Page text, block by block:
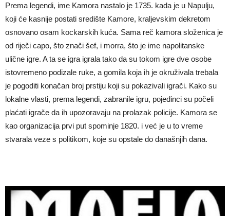
Prema legendi, ime Kamora nastalo je 1735. kada je u Napulju,
koji će kasnije postati središte Kamore, kraljevskim dekretom
osnovano osam kockarskih kuća. Sama reč kamora složenica je
od riječi capo, što znači šef, i morra, što je ime napolitanske
ulične igre. A ta se igra igrala tako da su tokom igre dve osobe
istovremeno podizale ruke, a gomila koja ih je okruživala trebala
je pogoditi konačan broj prstiju koji su pokazivali igrači. Kako su
lokalne vlasti, prema legendi, zabranile igru, pojedinci su počeli
plaćati igrače da ih upozoravaju na prolazak policije. Kamora se
kao organizacija prvi put spominje 1820. i već je u to vreme
stvarala veze s politikom, koje su opstale do današnjih dana.